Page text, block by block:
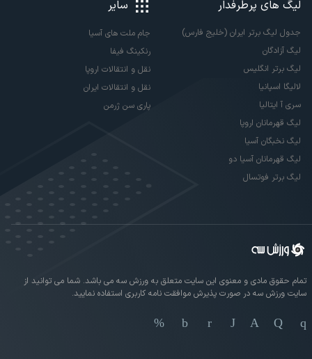
لیگ های پرطرفدار
جدول لیگ برتر ایران (خلیج فارس)
لیگ آزادگان
لیگ برتر انگلیس
لالیگا اسپانیا
سری آ ایتالیا
لیگ قهرمانان اروپا
لیگ نخبگان آسیا
لیگ قهرمانان آسیا دو
لیگ برتر فوتسال
سایر
جام ملت های آسیا
رنکینگ فیفا
نقل و انتقالات اروپا
نقل و انتقالات ایران
پاری سن ژرمن
تمام حقوق مادی و معنوی این سایت متعلق به ورزش سه می باشد. شما می توانید از
سایت ورزش سه در صورت پذیرش موافقت نامه کاربری استفاده نمایید.